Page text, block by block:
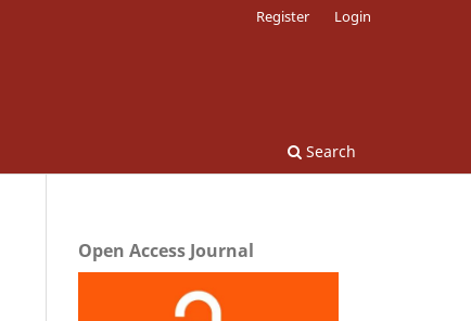
Search
Register Login
Open Access Journal